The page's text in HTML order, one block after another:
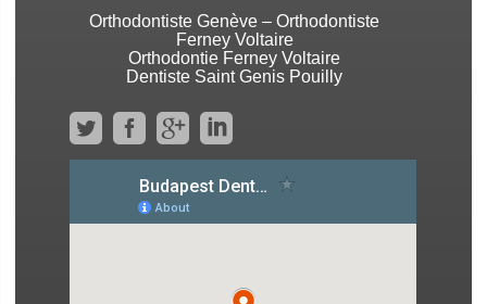
Orthodontiste Genève – Orthodontiste
Ferney Voltaire
Orthodontie Ferney Voltaire
Dentiste Saint Genis Pouilly